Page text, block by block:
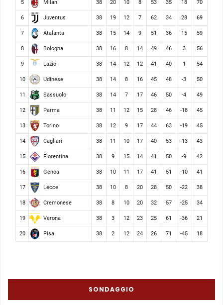
5 Milan 38 20 10 8 53 35 18 70
6 Juventus 38 19 12 7 62 34 28 69
7 Atalanta 38 15 14 9 51 36 15 59
8 Bologna 38 16 8 14 49 46 3 56
9 Lazio 38 14 12 12 41 40 1 54
10 Udinese 38 14 8 16 45 48 -3 50
11 Sassuolo 38 14 7 17 46 50 -4 49
12 Parma 38 11 12 15 28 46 -18 45
13 Torino 38 12 9 17 44 63 -19 45
14 Cagliari 38 11 10 17 40 53 -13 43
15 Fiorentina 38 9 15 14 41 50 -9 42
16 Genoa 38 10 11 17 41 51 -10 41
17 Lecce 38 10 8 20 28 50 -22 38
18 Cremonese 38 8 10 20 32 57 -25 34
19 Verona 38 3 12 23 25 61 -36 21
20 Pisa 38 2 12 24 26 71 -45 18
SONDAGGIO